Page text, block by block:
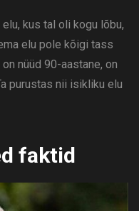
kus tal oli kogu lõbu,
elu pole kõigi tass
nüüd 90-aastane, on
purustas nii isikliku elu
faktid